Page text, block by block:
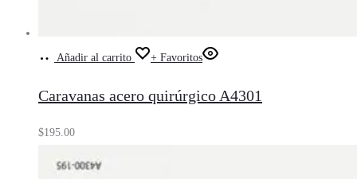
Añadir al carrito + Favoritos
Caravanas acero quirúrgico A4301
$195.00